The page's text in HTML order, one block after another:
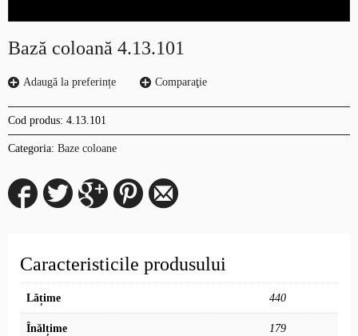
Bază coloană 4.13.101
Adaugă la preferințe Comparaţie
Cod produs: 4.13.101
Categoria: Baze coloane
Caracteristicile produsului
Lățime 440
Înălțime 179